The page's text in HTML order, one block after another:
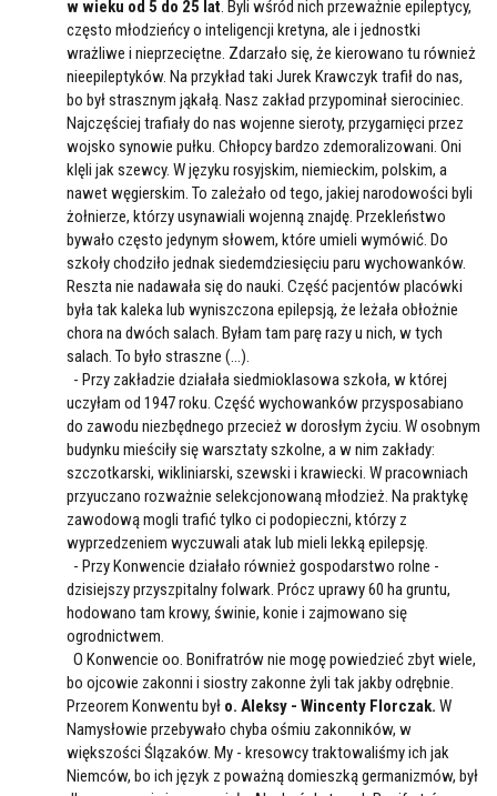
w wieku od 5 do 25 lat . Byli wśród nich przeważnie epileptycy,
często młodzieńcy o inteligencji kretyna, ale i jednostki
wrażliwe i nieprzeciętne. Zdarzało się, że kierowano tu również
nieepileptyków. Na przykład taki Jurek Krawczyk trafił do nas,
bo był strasznym jąkałą. Nasz zakład przypominał sierociniec.
Najczęściej trafiały do nas wojenne sieroty, przygarnięci przez
wojsko synowie pułku. Chłopcy bardzo zdemoralizowani. Oni
klęli jak szewcy. W języku rosyjskim, niemieckim, polskim, a
nawet węgierskim. To zależało od tego, jakiej narodowości byli
żołnierze, którzy usynawiali wojenną znajdę. Przekleństwo
bywało często jedynym słowem, które umieli wymówić. Do
szkoły chodziło jednak siedemdziesięciu paru wychowanków.
Reszta nie nadawała się do nauki. Część pacjentów placówki
była tak kaleka lub wyniszczona epilepsją, że leżała obłożnie
chora na dwóch salach. Byłam tam parę razy u nich, w tych
salach. To było straszne (...).
- Przy zakładzie działała siedmioklasowa szkoła, w której
uczyłam od 1947 roku. Część wychowanków przysposabiano
do zawodu niezbędnego przecież w dorosłym życiu. W osobnym
budynku mieściły się warsztaty szkolne, a w nim zakłady:
szczotkarski, wikliniarski, szewski i krawiecki. W pracowniach
przyuczano rozważnie selekcjonowaną młodzież. Na praktykę
zawodową mogli trafić tylko ci podopieczni, którzy z
wyprzedzeniem wyczuwali atak lub mieli lekką epilepsję.
- Przy Konwencie działało również gospodarstwo rolne -
dzisiejszy przyszpitalny folwark. Prócz uprawy 60 ha gruntu,
hodowano tam krowy, świnie, konie i zajmowano się
ogrodnictwem.
O Konwencie oo. Bonifratrów nie mogę powiedzieć zbyt wiele,
bo ojcowie zakonni i siostry zakonne żyli tak jakby odrębnie.
Przeorem Konwentu był o. Aleksy - Wincenty Florczak. W
Namysłowie przebywało chyba ośmiu zakonników, w
większości Ślązaków. My - kresowcy traktowaliśmy ich jak
Niemców, bo ich język z poważną domieszką germanizmów, był